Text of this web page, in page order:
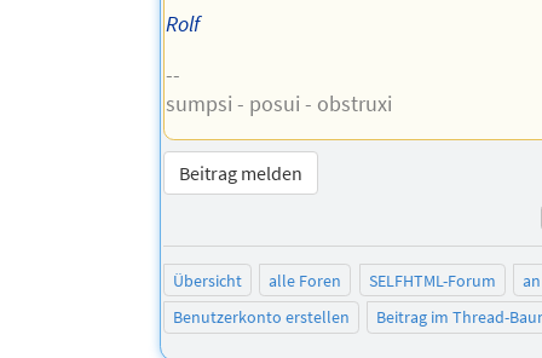
Rolf
--
sumpsi - posui - obstruxi
Beitrag melden
Übersicht alle Foren SELFHTML-Forum
Benutzerkonto erstellen
Beitrag im Thread-